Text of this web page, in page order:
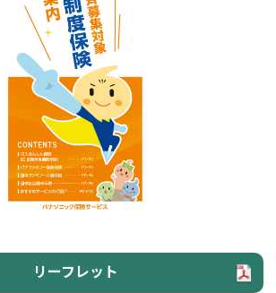
リーフレット